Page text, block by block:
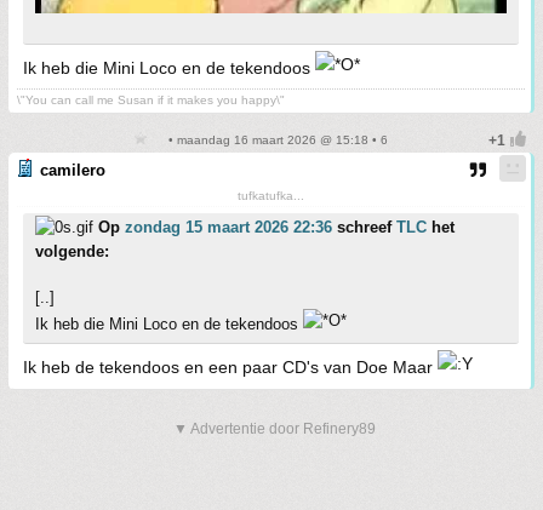
Ik heb die Mini Loco en de tekendoos
\"You can call me Susan if it makes you happy\"
• maandag 16 maart 2026 @ 15:18 • 6
camilero
tufkatufka...
Op zondag 15 maart 2026 22:36 schreef TLC het
volgende:
[..]
Ik heb die Mini Loco en de tekendoos
Ik heb de tekendoos en een paar CD's van Doe Maar
▼ Advertentie door Refinery89